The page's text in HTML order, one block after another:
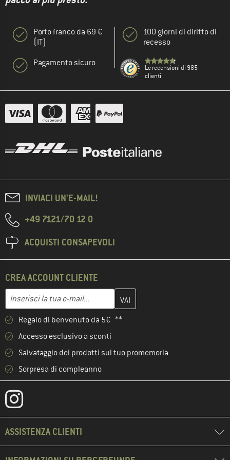
Porto franco da 69 €
(IT)
Pagamento sicuro
100 giorni di diritto di
recesso
Le recensioni di 985
clienti
INVIACI UN'E-MAIL!
+49 7121/70 12 0
ACQUISTI CONSAPEVOLI
CREA ACCOUNT CLIENTE
Indirizzo e-mail
Inserisci qui il tuo indirizzo e-mail e crea il tuo account cliente
Regalo di benvenuto da 5€ **
Accesso esclusivo a sconti
Salvataggio dei prodotti sul tuo promemoria
Sorpresa di compleanno
ASSISTENZA CLIENTI